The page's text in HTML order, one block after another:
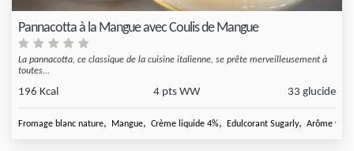
Pannacotta à la Mangue avec Coulis de Mangue
La pannacotta, ce classique de la cuisine italienne, se prête merveilleusement à
toutes...
196 Kcal 4 pts WW 33 glucide
Fromage blanc nature, Mangue, Crème liquide 4%, Edulcorant Sugarly, Arôme